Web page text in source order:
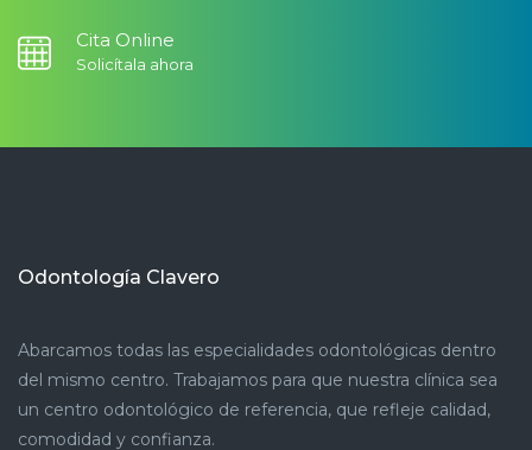
Cita Online
Solicítala ahora
Odontología Clavero
Abarcamos todas las especialidades odontológicas dentro
del mismo centro. Trabajamos para que nuestra clínica sea
un centro odontológico de referencia, que refleje calidad,
comodidad y confianza.